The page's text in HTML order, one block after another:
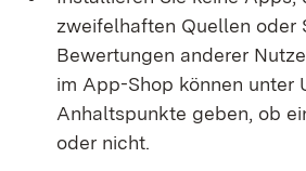
zweifelhaften Quellen oder
Bewertungen anderer
im App-Shop können unter
Anhaltspunkte geben, ob
oder nicht.